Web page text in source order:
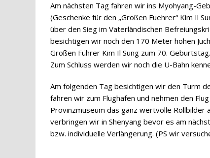
Am nächsten Tag fahren wir ins Myohyang-
(Geschenke für den „Großen Fuehrer“ Kim Il
über den Sieg im Vaterländischen
besichtigen wir noch den 170 Meter hohen
Großen Führer Kim Il Sung zum 70.
Zum Schluss werden wir noch die U-Bahn
Am folgenden Tag besichtigen wir den Turm
fahren wir zum Flughafen und nehmen den
Provinzmuseum das ganz wertvolle Rollbilder
verbringen wir in Shenyang bevor es am
bzw. individuelle Verlängerung. (PS wir